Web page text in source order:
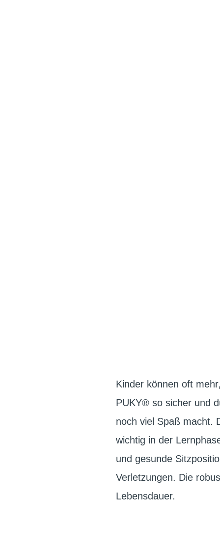
Kinder können oft
PUKY® so sicher und
noch viel Spaß macht.
wichtig in der
und gesunde
Verletzungen. Die
Lebensdauer.